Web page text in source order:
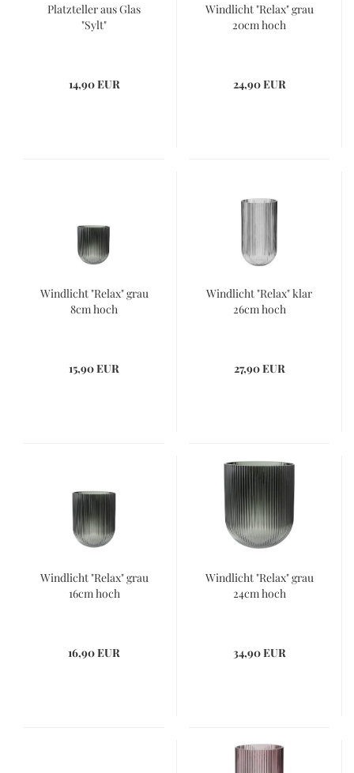
Platzteller aus Glas
"Sylt"
14,90 EUR
Windlicht "Relax" grau
20cm hoch
24,90 EUR
Windlicht "Relax" grau
8cm hoch
15,90 EUR
Windlicht "Relax" klar
26cm hoch
27,90 EUR
Windlicht "Relax" grau
16cm hoch
16,90 EUR
Windlicht "Relax" grau
24cm hoch
34,90 EUR